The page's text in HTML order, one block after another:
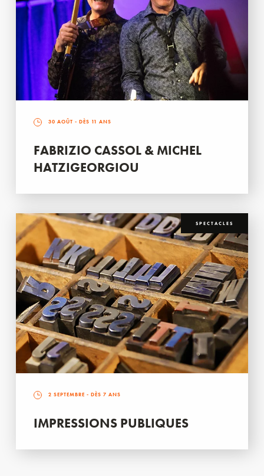
30 AOÛT - DÈS 11 ANS
FABRIZIO CASSOL & MICHEL
HATZIGEORGIOU
SPECTACLES
2 SEPTEMBRE - DÈS 7 ANS
IMPRESSIONS PUBLIQUES